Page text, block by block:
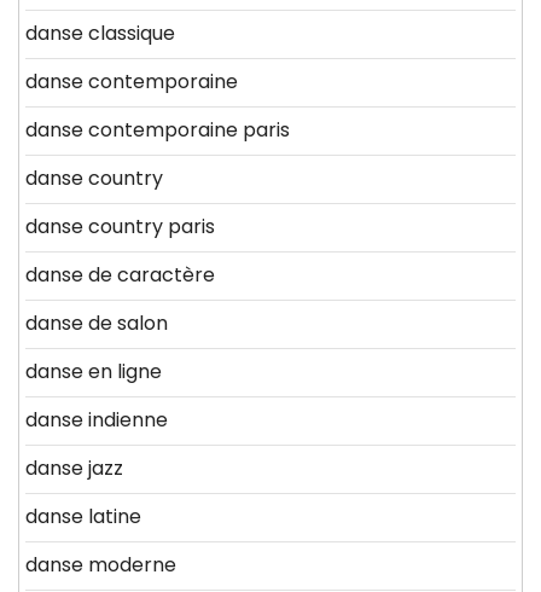
danse classique
danse contemporaine
danse contemporaine paris
danse country
danse country paris
danse de caractère
danse de salon
danse en ligne
danse indienne
danse jazz
danse latine
danse moderne